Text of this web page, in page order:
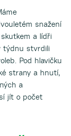
snažení
a lídři
týdnu stvrdili
Pod hlavičku
strany a hnutí,
a
jít o počet